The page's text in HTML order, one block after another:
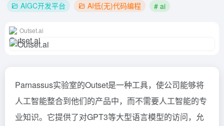
AIGC开发平台 AI低(无)代码编程 # ai
Outset.ai
Parnassus实验室的Outset是一种工具，使公司能够将
人工智能整合到他们的产品中，而不需要人工智能的专
业知识。它提供了对GPT3等大型语言模型的访问，允